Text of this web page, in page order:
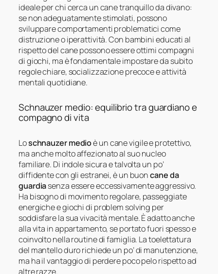
ideale per chi cerca un cane tranquillo da divano:
se non adeguatamente stimolati, possono
sviluppare comportamenti problematici come
distruzione o iperattività. Con bambini educati al
rispetto del cane possono essere ottimi compagni
di giochi, ma è fondamentale impostare da subito
regole chiare, socializzazione precoce e attività
mentali quotidiane.
Schnauzer medio: equilibrio tra guardiano e
compagno di vita
Loschnauzer medioè un cane vigile e protettivo,
ma anche molto affezionato al suo nucleo
familiare. Di indole sicura e talvolta un po’
diffidente con gli estranei, è un buoncane da
guardiasenza essere eccessivamente aggressivo.
Ha bisogno di movimento regolare, passeggiate
energiche e giochi di problem solving per
soddisfare la sua vivacità mentale. È adatto anche
alla vita in appartamento, se portato fuori spesso e
coinvolto nella routine di famiglia. La toelettatura
del mantello duro richiede un po’ di manutenzione,
ma ha il vantaggio di perdere poco pelo rispetto ad
altre razze.